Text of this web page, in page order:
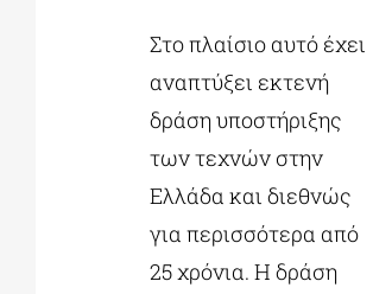
Στο πλαίσιο αυτό έχει
αναπτύξει εκτενή
δράση υποστήριξης
των τεχνών στην
Ελλάδα και διεθνώς
για περισσότερα από
25 χρόνια. Η δράση